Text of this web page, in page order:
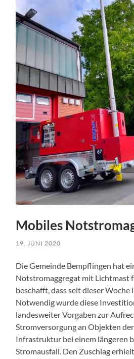
Mobiles
19. JUNI 2020
Die Gemeinde Bempflingen hat
Notstromaggregat mit Lichtmast
beschafft, dass seit dieser Woche
Notwendig wurde diese
landesweiter Vorgaben zur
Stromversorgung an Objekten
Infrastruktur bei einem längeren
Stromausfall. Den Zuschlag